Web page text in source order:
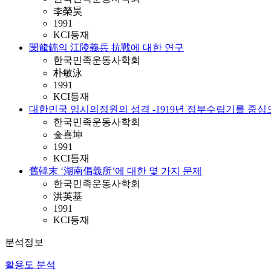
李榮昊
1991
KCI등재
閔龍鎬의 江陵義兵 抗戰에 대한 연구
한국민족운동사학회
朴敏泳
1991
KCI등재
대한민국 임시의정원의 성격 -1919년 정부수립기를 중심
한국민족운동사학회
金喜坤
1991
KCI등재
舊韓末 ‘湖南倡義所’에 대한 몇 가지 문제
한국민족운동사학회
洪英基
1991
KCI등재
분석정보
활용도 분석